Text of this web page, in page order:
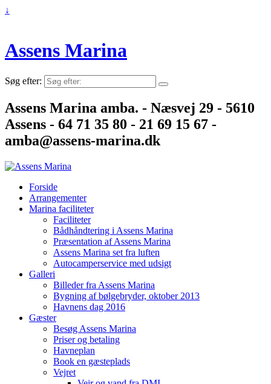
↓
Assens Marina
Søg efter:
Assens Marina amba. - Næsvej 29 - 5610
Assens - 64 71 35 80 - 21 69 15 67 -
amba@assens-marina.dk
Forside
Arrangementer
Marina faciliteter
Faciliteter
Bådhåndtering i Assens Marina
Præsentation af Assens Marina
Assens Marina set fra luften
Autocamperservice med udsigt
Galleri
Billeder fra Assens Marina
Bygning af bølgebryder, oktober 2013
Havnens dag 2016
Gæster
Besøg Assens Marina
Priser og betaling
Havneplan
Book en gæsteplads
Vejret